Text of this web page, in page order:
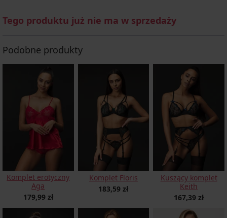
Tego produktu już nie ma w sprzedaży
Podobne produkty
Komplet erotyczny
Aga
179,99 zł
Komplet Floris
183,59 zł
Kuszący komplet
Keith
167,39 zł